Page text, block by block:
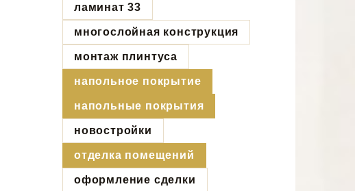
ламинат 33
многослойная конструкция
монтаж плинтуса
напольное покрытие
напольные покрытия
новостройки
отделка помещений
оформление сделки